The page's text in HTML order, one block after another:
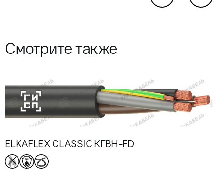
Смотрите также
ELKAFLEX CLASSIC КГВН-FD